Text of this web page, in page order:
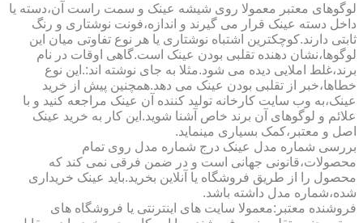
لوگوهای معتبر معمولا روی شیشه عینک و سمت راست آن،دسته یا
داخل دسته عینک قرار می گیرند و اندازه،فونت نوشتاری و رنگ
ثابتی دارند.کوچکترین اشتباه نوشتاری یا هر نوع تفاوتی میان این
لوگوها،نشان دهنده تقلبی بودن عینک است.گاهی اوقات در نام
برند،غلط املایی دیده می شود.مثلا به جای نوشته اند:.این نوع
خطاها،خبر از تقلبی بودن عینک می دهد.همچنین پیش از خرید
عینک،به وب سایت کارخانه تولید کننده آن عینک مراجعه کنید و با
علائم و لوگوهای آن برند خاص آشنا شوید.این کار به خرید عینک
اصل و معتبر،کمک بسیاری مینماید.
بررسی شماره مدل عینک درج شماره مدل روی تمام
محصولات،قانونی جهانی است و در ضمن فرقی نمی کند که
محصول را از طریق فروشگاه یا آنلاین بخرید.باید عینک خریداری
شده،شماره مدل داشته باشد.
فروشنده معتبر:معمولا سایت های اینترنتی یا فروشگاه های